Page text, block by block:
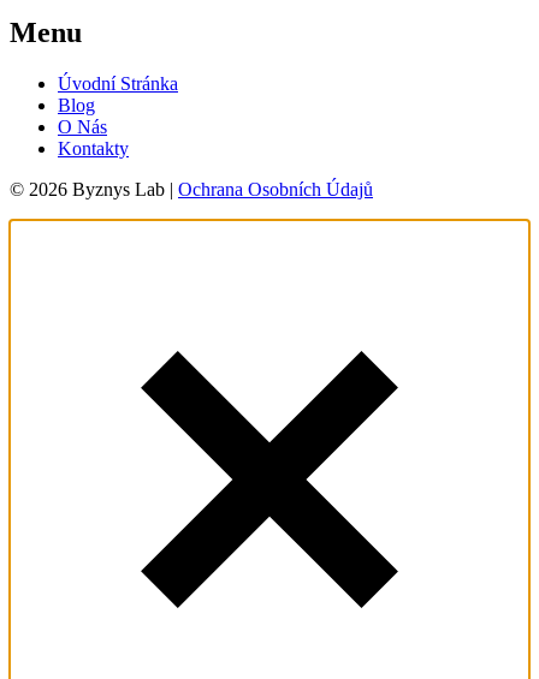
Menu
Úvodní Stránka
Blog
O Nás
Kontakty
© 2026 Byznys Lab | Ochrana Osobních Údajů